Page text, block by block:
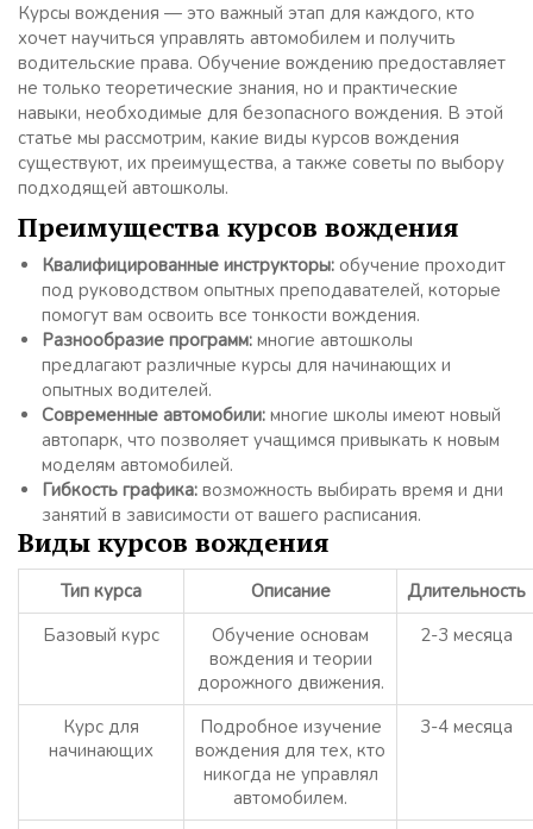
Курсы вождения — это важный этап для каждого, кто
хочет научиться управлять автомобилем и получить
водительские права. Обучение вождению предоставляет
не только теоретические знания, но и практические
навыки, необходимые для безопасного вождения. В этой
статье мы рассмотрим, какие виды курсов вождения
существуют, их преимущества, а также советы по выбору
подходящей автошколы.
Преимущества курсов вождения
Квалифицированные инструкторы: обучение проходит
под руководством опытных преподавателей, которые
помогут вам освоить все тонкости вождения.
Разнообразие программ: многие автошколы
предлагают различные курсы для начинающих и
опытных водителей.
Современные автомобили: многие школы имеют новый
автопарк, что позволяет учащимся привыкать к новым
моделям автомобилей.
Гибкость графика: возможность выбирать время и дни
занятий в зависимости от вашего расписания.
Виды курсов вождения
Тип курса Описание
Длительность
Базовый курс
Обучение основам
вождения и теории
дорожного движения.
2-3 месяца
Курс для
начинающих
Подробное изучение
вождения для тех, кто
никогда не управлял
автомобилем.
3-4 месяца